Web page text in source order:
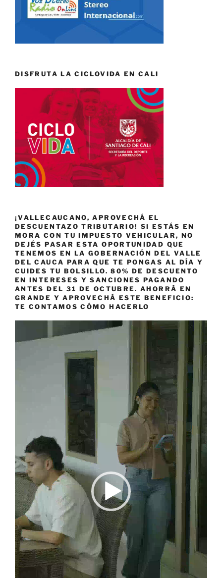
DISFRUTA LA CICLOVIDA EN CALI
¡VALLECAUCANO, APROVECHÁ EL
DESCUENTAZO TRIBUTARIO! SI ESTÁS EN
MORA CON TU IMPUESTO VEHICULAR, NO
DEJÉS PASAR ESTA OPORTUNIDAD QUE
TENEMOS EN LA GOBERNACIÓN DEL VALLE
DEL CAUCA PARA QUE TE PONGAS AL DÍA Y
CUIDES TU BOLSILLO. 80% DE DESCUENTO
EN INTERESES Y SANCIONES PAGANDO
ANTES DEL 31 DE OCTUBRE. AHORRÁ EN
GRANDE Y APROVECHÁ ESTE BENEFICIO:
TE CONTAMOS CÓMO HACERLO